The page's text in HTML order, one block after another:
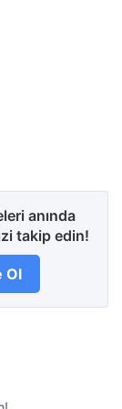
anında
takip edin!
Ol